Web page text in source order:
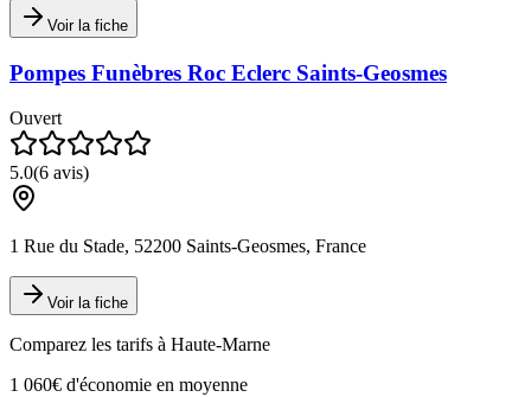
Voir la fiche
Pompes Funèbres Roc Eclerc Saints-Geosmes
Ouvert
5.0(6 avis)
1 Rue du Stade, 52200 Saints-Geosmes, France
Voir la fiche
Comparez les tarifs à Haute-Marne
1 060€ d'économie en moyenne